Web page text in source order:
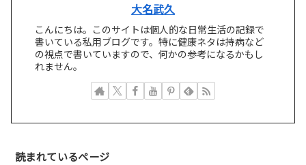
大名武久
こんにちは。このサイトは個人的な日常生活の記録で
書いている私用ブログです。特に健康ネタは持病など
の視点で書いていますので、何かの参考になるかもし
れません。
読まれているページ